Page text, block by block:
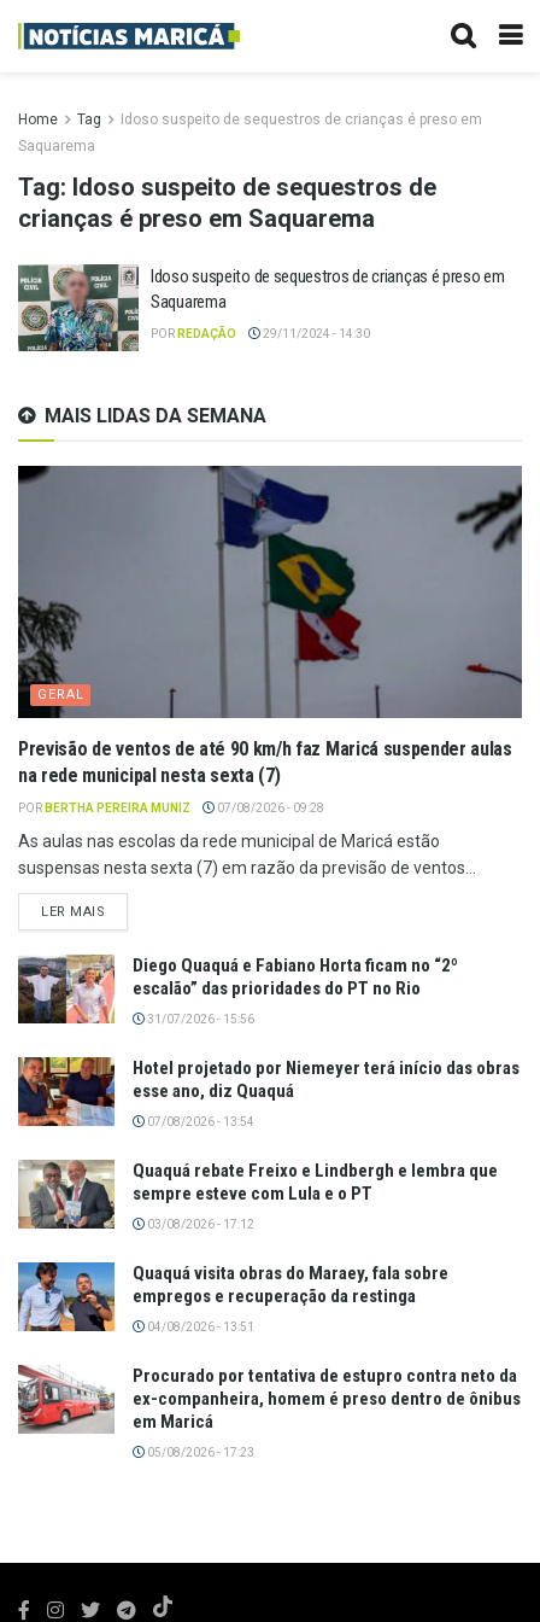
Home Tag
Idoso suspeito de sequestros de crianças é preso em
Saquarema
Tag: Idoso suspeito de sequestros de
crianças é preso em Saquarema
Idoso suspeito de sequestros de crianças é preso em
Saquarema
POR REDAÇÃO 29/11/2024 - 14:30
MAIS LIDAS DA SEMANA
GERAL
Previsão de ventos de até 90 km/h faz Maricá suspender aulas
na rede municipal nesta sexta (7)
POR BERTHA PEREIRA MUNIZ 07/08/2026 - 09:28
As aulas nas escolas da rede municipal de Maricá estão
suspensas nesta sexta (7) em razão da previsão de ventos...
LER MAIS
Diego Quaquá e Fabiano Horta ficam no “2º
escalão” das prioridades do PT no Rio
31/07/2026 - 15:56
Hotel projetado por Niemeyer terá início das obras
esse ano, diz Quaquá
07/08/2026 - 13:54
Quaquá rebate Freixo e Lindbergh e lembra que
sempre esteve com Lula e o PT
03/08/2026 - 17:12
Quaquá visita obras do Maraey, fala sobre
empregos e recuperação da restinga
04/08/2026 - 13:51
Procurado por tentativa de estupro contra neto da
ex-companheira, homem é preso dentro de ônibus
em Maricá
05/08/2026 - 17:23